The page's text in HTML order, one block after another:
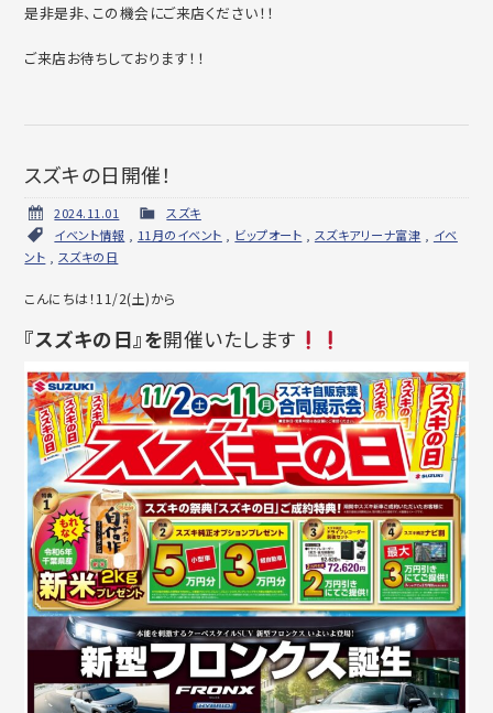
是非是非、この機会にご来店ください！！
ご来店お待ちしております！！
スズキの日開催！
2024.11.01
スズキ
イベント情報 , 11月のイベント , ビップオート , スズキアリーナ富津 , イベ
ント , スズキの日
こんにちは！11/2(土)から
『スズキの日』を開催いたします